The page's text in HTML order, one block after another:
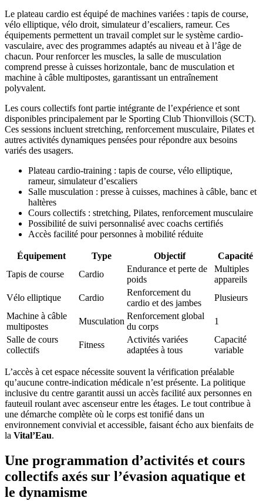
Le plateau cardio est équipé de machines variées : tapis de course,
vélo elliptique, vélo droit, simulateur d’escaliers, rameur. Ces
équipements permettent un travail complet sur le système cardio-
vasculaire, avec des programmes adaptés au niveau et à l’âge de
chacun. Pour renforcer les muscles, la salle de musculation
comprend presse à cuisses horizontale, banc de musculation et
machine à câble multipostes, garantissant un entraînement
polyvalent.
Les cours collectifs font partie intégrante de l’expérience et sont
disponibles principalement par le Sporting Club Thionvillois (SCT).
Ces sessions incluent stretching, renforcement musculaire, Pilates et
autres activités dynamiques pensées pour répondre aux besoins
variés des usagers.
Plateau cardio-training : tapis de course, vélo elliptique,
rameur, simulateur d’escaliers
Salle musculation : presse à cuisses, machines à câble, banc et
haltères
Cours collectifs : stretching, Pilates, renforcement musculaire
Possibilité de suivi personnalisé avec coachs certifiés
Accès facilité pour personnes à mobilité réduite
Équipement Type Objectif
Capacité
Tapis de course
Cardio
Endurance et perte de
poids
Multiples
appareils
Vélo elliptique
Cardio
Renforcement du
cardio et des jambes
Plusieurs
Machine à câble
multipostes
Musculation
Renforcement global
du corps
1
Salle de cours
collectifs
Fitness
Activités variées
adaptées à tous
Capacité
variable
L’accès à cet espace nécessite souvent la vérification préalable
qu’aucune contre-indication médicale n’est présente. La politique
inclusive du centre garantit aussi un accès facilité aux personnes en
fauteuil roulant avec ascenseur entre les étages. Le tout contribue à
une démarche complète où le corps est tonifié dans un
environnement convivial et accessible, faisant écho aux bienfaits de
la Vital’Eau.
Une programmation d’activités et cours
collectifs axés sur l’évasion aquatique et
le dynamisme